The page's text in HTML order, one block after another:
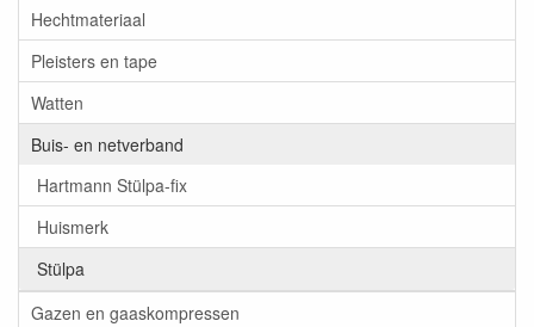
Hechtmateriaal
Pleisters en tape
Watten
Buis- en netverband
Hartmann Stülpa-fix
Huismerk
Stülpa
Gazen en gaaskompressen